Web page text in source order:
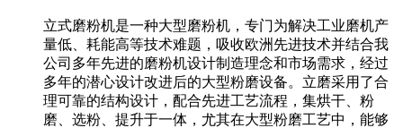
立式磨粉机是一种大型磨粉机，专门为解决工业磨机产
量低、耗能高等技术难题，吸收欧洲先进技术并结合我
公司多年先进的磨粉机设计制造理念和市场需求，经过
多年的潜心设计改进后的大型粉磨设备。立磨采用了合
理可靠的结构设计，配合先进工艺流程，集烘干、粉
磨、选粉、提升于一体，尤其在大型粉磨工艺中，能够